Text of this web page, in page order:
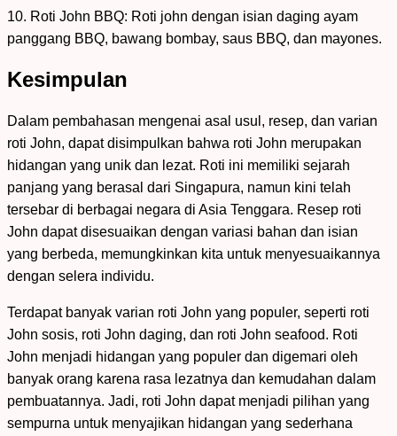
10. Roti John BBQ: Roti john dengan isian daging ayam
panggang BBQ, bawang bombay, saus BBQ, dan mayones.
Kesimpulan
Dalam pembahasan mengenai asal usul, resep, dan varian
roti John, dapat disimpulkan bahwa roti John merupakan
hidangan yang unik dan lezat. Roti ini memiliki sejarah
panjang yang berasal dari Singapura, namun kini telah
tersebar di berbagai negara di Asia Tenggara. Resep roti
John dapat disesuaikan dengan variasi bahan dan isian
yang berbeda, memungkinkan kita untuk menyesuaikannya
dengan selera individu.
Terdapat banyak varian roti John yang populer, seperti roti
John sosis, roti John daging, dan roti John seafood. Roti
John menjadi hidangan yang populer dan digemari oleh
banyak orang karena rasa lezatnya dan kemudahan dalam
pembuatannya. Jadi, roti John dapat menjadi pilihan yang
sempurna untuk menyajikan hidangan yang sederhana